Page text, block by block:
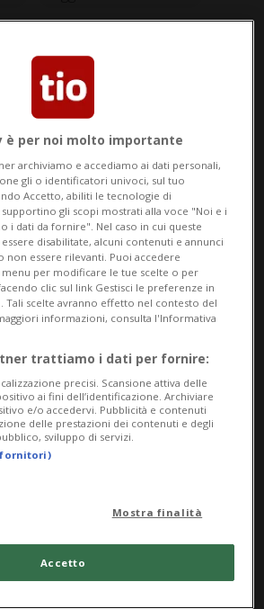
AG ha inoltrato la
per il progetto
Miranda di Monte Brè
A comunicarlo è la stessa
alcuni punti. Dopo
alla popolazion...
il nostro archivio
esclusivo!
abbonamentoArchivioper
articolo, oppure scegli
per accedere all'archivio e
e app senza pubblicità.
WhatsAppdi
è per noi molto importante
archiviamo e accediamo ai dati personali,
gli o identificatori univoci, sul tuo
Accetto, abiliti le tecnologie di
gli scopi mostrati alla voce "Noi e i
i dati da fornire". Nel caso in cui queste
disabilitate, alcuni contenuti e annunci
non essere rilevanti. Puoi accedere
per modificare le tue scelte o per
clic sul link Gestisci le preferenze in
Tali scelte avranno effetto nel contesto del
informazioni, consulta l'Informativa
trattiamo i dati per fornire:
precisi. Scansione attiva delle
ai fini dell’identificazione. Archiviare
e/o accedervi. Pubblicità e contenuti
delle prestazioni dei contenuti e degli
sviluppo di servizi.
Mostra finalità
Accetto